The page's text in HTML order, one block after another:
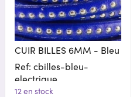
CUIR BILLES 6MM - Bleu
Ref: cbilles-bleu-
electrique
12 en stock